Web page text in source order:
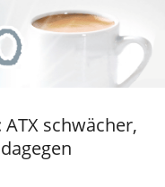
schwächer,